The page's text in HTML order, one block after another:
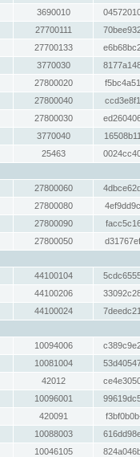
3690010
27700111
27700133
3770030
27800020
27800040
27800030
3770040
25463
27800060
27800080
27800090
27800050
44100104
44100206
44100024
10094006
10081004
42012
10096001
420091
10088003
10046105